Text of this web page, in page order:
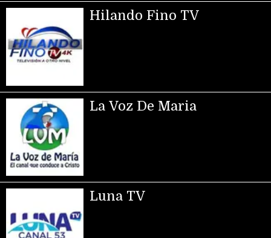
Hilando Fino TV
La Voz De Maria
Luna TV